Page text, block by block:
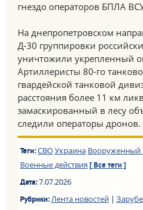
гнездо операторов БПЛА
На днепропетровском
Д-30 группировки
уничтожили укрепленный
Артиллеристы 80-го
гвардейской танковой
расстояния более 11 км
замаскированный в лесу
следили операторы дронов.
Теги:СВОУкраина Вооруженный
Военные действия [ Все теги ]
Дата:7.07.2026
Рубрики:Лента новостей|